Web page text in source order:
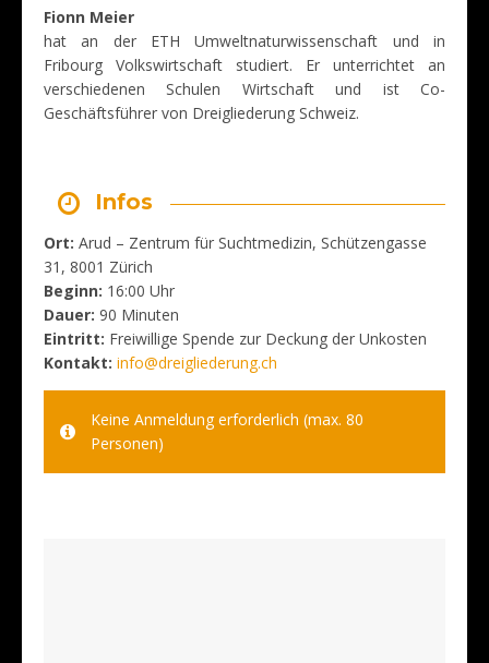
Fionn Meier
hat an der ETH Umweltnaturwissenschaft und in
Fribourg Volkswirtschaft studiert. Er unterrichtet an
verschiedenen Schulen Wirtschaft und ist Co-
Geschäftsführer von Dreigliederung Schweiz.
Infos
Ort: Arud – Zentrum für Suchtmedizin, Schützengasse
31, 8001 Zürich
Beginn: 16:00 Uhr
Dauer: 90 Minuten
Eintritt: Freiwillige Spende zur Deckung der Unkosten
Kontakt: info@dreigliederung.ch
Keine Anmeldung erforderlich (max. 80
Personen)